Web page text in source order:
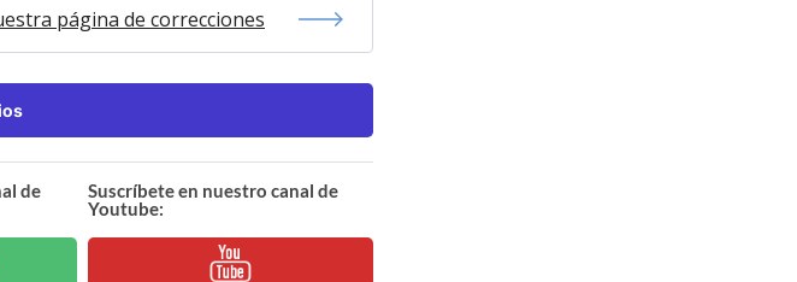
página de correcciones
de
Suscríbete en nuestro canal de
Youtube: